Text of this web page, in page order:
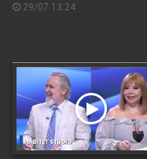
29/07 13:24